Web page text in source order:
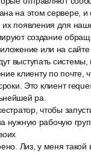
на этом сервере,
появления для
создание
или на
выступать
клиенту по
Это клиент
ра.
чтобы
нужную рабочую
Лиз, у меня